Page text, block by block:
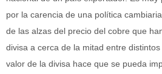
por la carencia de una política
de las alzas del precio del cobre que
divisa a cerca de la mitad entre
valor de la divisa hace que se pueda